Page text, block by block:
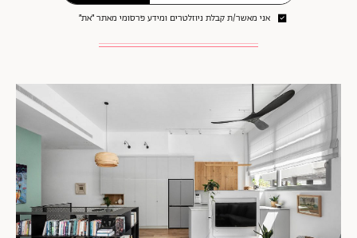
אני מאשר/ת קבלת ניוזלטרים ומידע פרסומי מאתר ״את״